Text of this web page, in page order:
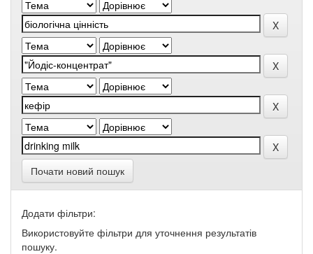
Почати новий пошук
Додати фільтри:
Використовуйте фільтри для уточнення результатів
пошуку.